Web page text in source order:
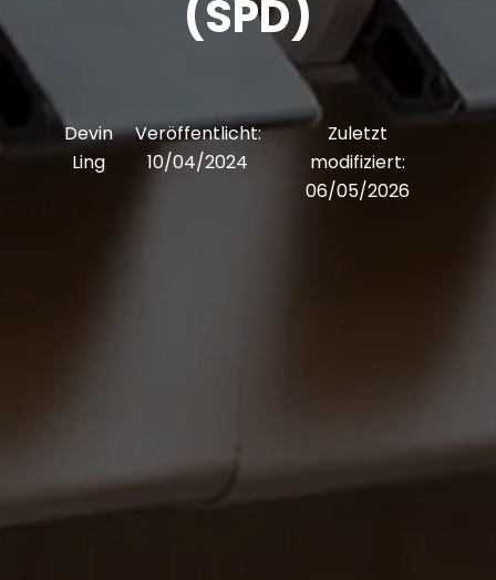
(SPD)
Devin
Ling
Veröffentlicht:
10/04/2024
Zuletzt
modifiziert:
06/05/2026